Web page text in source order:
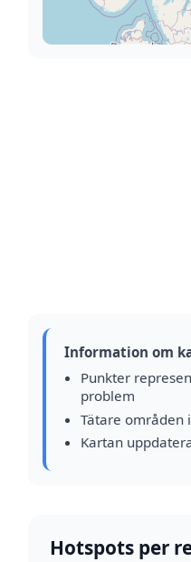
Information om
Punkter
problem
Tätare områden
Kartan
Hotspots per